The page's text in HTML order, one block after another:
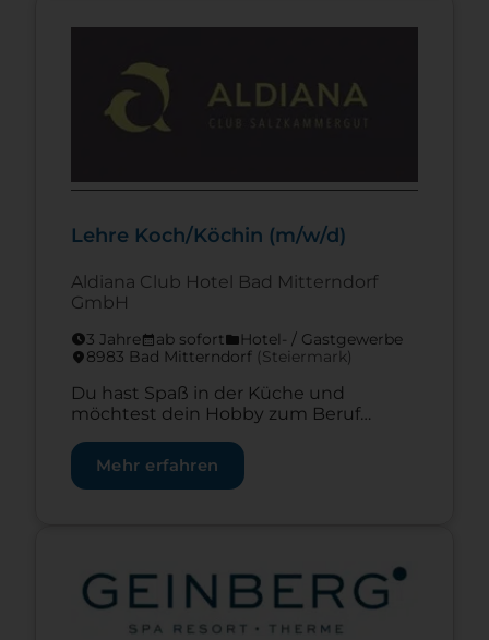
eine optimale Lagerhaltung
Lagerstruktur, Datenfunkterminals und
modernste Scannertechnik
garantieren eine vielseitige Tätigkeit. In
unseren Vertriebsniederlassungen
Lehre Koch/Köchin (m/w/d)
Aldiana Club Hotel Bad Mitterndorf
GmbH
schedule3 Jahrecalendar_monthab sofortfolderHotel- / Gastgewerbe
location_on8983 Bad Mitterndorf (Steier­mark)
Du hast Spaß in der Küche und
möchtest dein Hobby zum Beruf
und bist für kreative Innovationen
immer zu haben? Dann bist du
sucht Lehre Koch/Köchin (m/w/d) DEIN
BENEFIT Gutes Arbeitsklima & […]
Mehr erfahren